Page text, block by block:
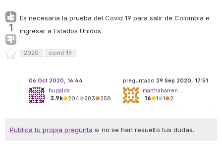
1
Es necesaria la prueba del Covid 19 para salir de Colombia e
ingresar a Estados Unidos
2020 covid-19
preguntado 29 Sep 2020, 17:51
marthabarren...
16●1●1●2
06 Oct 2020, 16:44
hugalda
3.9k●204●283●258
Publica tu propia pregunta si no se han resuelto tus dudas.